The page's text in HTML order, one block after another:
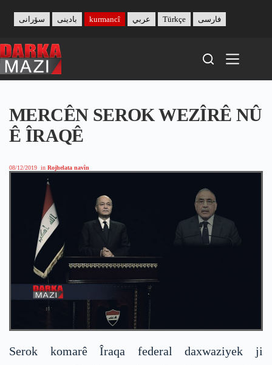
content
بادینی سۆرانی kurmancî عربي Türkçe فارسی
MERCÊN SEROK WEZÎRÊ NÛ
Ê ÎRAQÊ
08/12/2019 in Rojhelata navîn
Serok komarê Îraqa federal daxwaziyek ji